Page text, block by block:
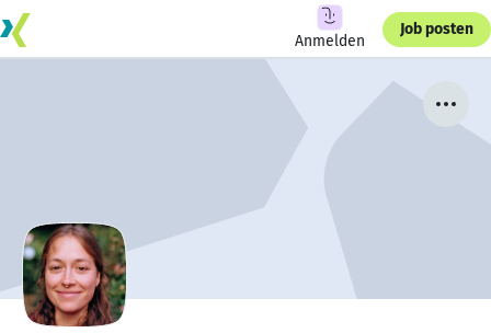
Anmelden
Job posten